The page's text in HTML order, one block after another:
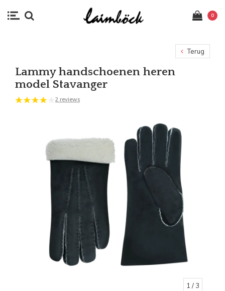
0
Terug
Lammy handschoenen heren
model Stavanger
2 reviews
1 / 3